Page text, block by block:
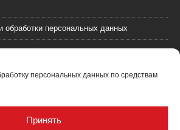
персональных данных по средствам
Принять
обработки персональных данных
персональных данных
(оферта)